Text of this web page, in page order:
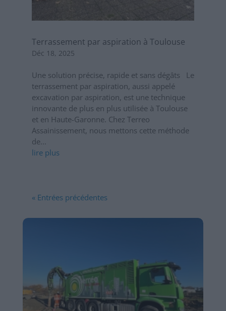
Terrassement par aspiration à Toulouse
Déc 18, 2025
Une solution précise, rapide et sans dégâts Le
terrassement par aspiration, aussi appelé
excavation par aspiration, est une technique
innovante de plus en plus utilisée à Toulouse
et en Haute-Garonne. Chez Terreo
Assainissement, nous mettons cette méthode
de...
lire plus
« Entrées précédentes